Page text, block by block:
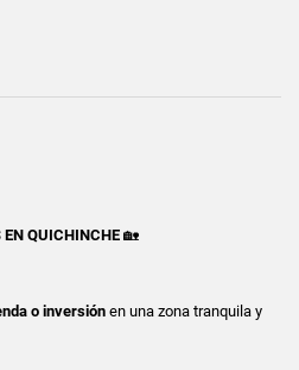
EN QUICHINCHE 🏡
o inversión en una zona tranquila y